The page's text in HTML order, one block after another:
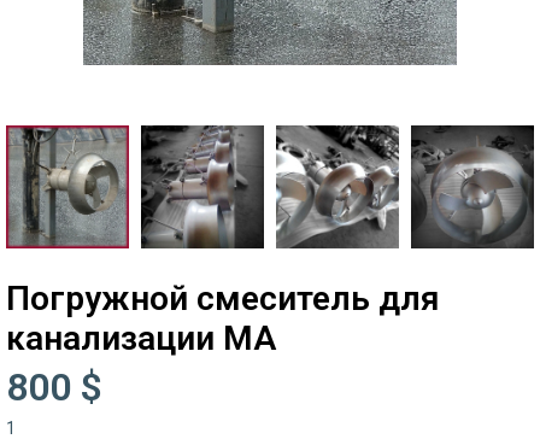
Погружной смеситель для
канализации МА
800 $
1